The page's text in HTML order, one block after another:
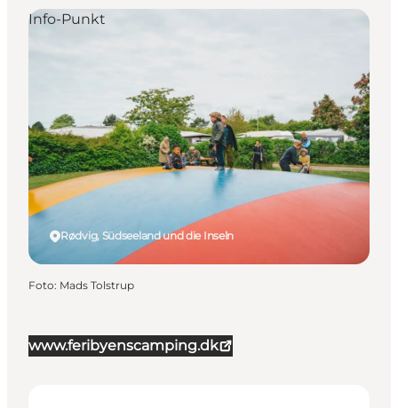
www.feribyenscamping.dk
Rødvig, Südseeland und die Inseln
Info-Punkt
Foto: Mads Tolstrup